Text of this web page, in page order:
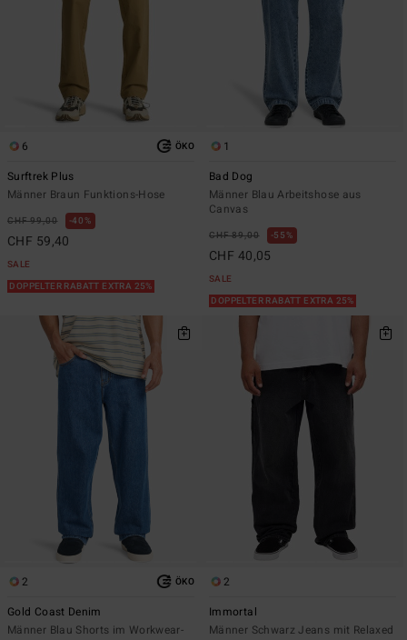
6 ÖKO
Surftrek Plus
Männer Braun Funktions-Hose
CHF 99,00 40%
CHF 59,40
SALE
DOPPELTER RABATT EXTRA 25%
1
Bad Dog
Männer Blau Arbeitshose aus
Canvas
CHF 89,00 55%
CHF 40,05
SALE
DOPPELTER RABATT EXTRA 25%
2 ÖKO
Gold Coast Denim
Männer Blau Shorts im Workwear-
2
Immortal
Männer Schwarz Jeans mit Relaxed